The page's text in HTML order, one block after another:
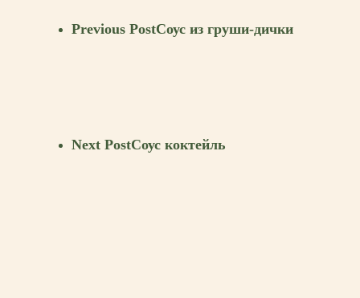
Previous PostСоус из груши-дички
Next PostСоус коктейль